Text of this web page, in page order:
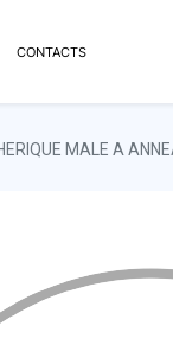
CONTACTS
MALE A